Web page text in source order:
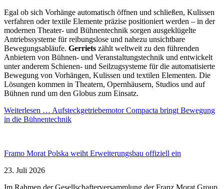
Egal ob sich Vorhänge automatisch öffnen und schließen, Kulissen
verfahren oder textile Elemente präzise positioniert werden – in der
modernen Theater- und Bühnentechnik sorgen ausgeklügelte
Antriebssysteme für reibungslose und nahezu unsichtbare
Bewegungsabläufe. Gerriets zählt weltweit zu den führenden
Anbietern von Bühnen- und Veranstaltungstechnik und entwickelt
unter anderem Schienen- und Seilzugsysteme für die automatisierte
Bewegung von Vorhängen, Kulissen und textilen Elementen. Die
Lösungen kommen in Theatern, Opernhäusern, Studios und auf
Bühnen rund um den Globus zum Einsatz.
Weiterlesen … Aufsteckgetriebemotor Compacta bringt Bewegung
in die Bühnentechnik
Framo Morat Polska weiht Erweiterungsbau offiziell ein
23. Juli 2026
Im Rahmen der Gesellschafterversammlung der Franz Morat Group